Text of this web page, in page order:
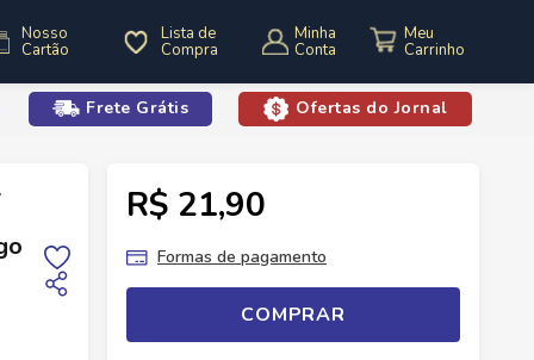
Nosso
Cartão
Lista de
Compra
Minha
Conta
Frete Grátis Ofertas do Jornal
Iogurte Batavo Probio2 Morango 1,15kg
R$ 21,90
Formas de pagamento
COMPRAR